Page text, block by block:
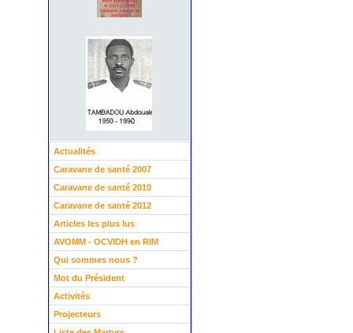
Actualités
Caravane de santé 2007
Caravane de santé 2010
Caravane de santé 2012
Articles les plus lus
AVOMM - OCVIDH en RIM
Qui sommes nous ?
Mot du Président
Activités
Projecteurs